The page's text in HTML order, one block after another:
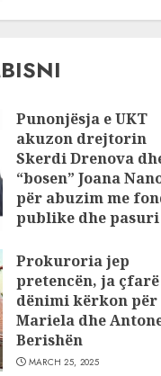
Punonjësja e UKT
akuzon drejtorin
Skerdi Drenova
“bosen” Joana
për abuzim me
publike dhe
JULY 24, 2025
Prokuroria jep
pretencën, ja çfarë
dënimi kërkon për
Mariela dhe
Berishën
MARCH 25, 2025